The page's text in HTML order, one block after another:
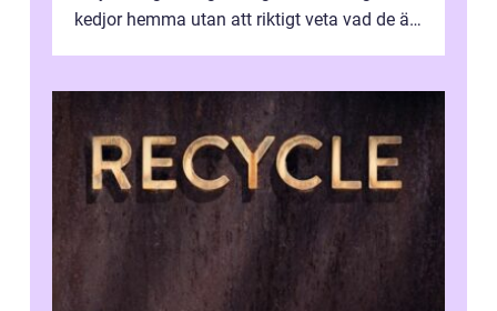
kedjor hemma utan att riktigt veta vad de är